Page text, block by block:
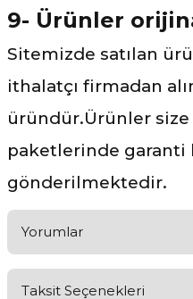
9- Ürünler
Sitemizde satılan
ithalatçı firmadan
üründür.Ürünler size
paketlerinde garanti
gönderilmektedir.
Yorumlar
Taksit Seçenekleri